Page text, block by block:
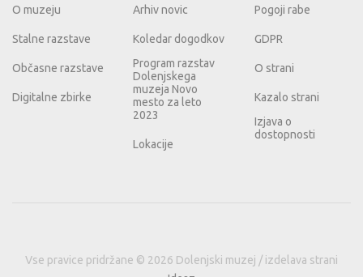
O muzeju
Stalne razstave
Občasne razstave
Digitalne zbirke
Arhiv novic
Koledar dogodkov
Program razstav
Dolenjskega
muzeja Novo
mesto za leto
2023
Lokacije
Pogoji rabe
GDPR
O strani
Kazalo strani
Izjava o
dostopnosti
Vse pravice pridržane © 2026 Dolenjski muzej / izdelava strani